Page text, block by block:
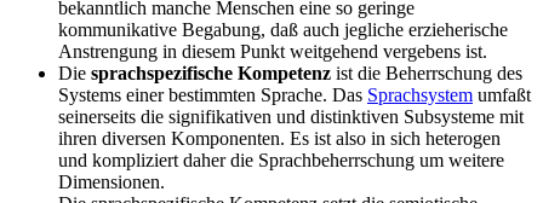
bekanntlich manche Menschen eine so geringe
kommunikative Begabung, daß auch jegliche erzieherische
Anstrengung in diesem Punkt weitgehend vergebens ist.
Die sprachspezifische Kompetenz ist die Beherrschung des
Systems einer bestimmten Sprache. Das Sprachsystem umfaßt
seinerseits die signifikativen und distinktiven Subsysteme mit
ihren diversen Komponenten. Es ist also in sich heterogen
und kompliziert daher die Sprachbeherrschung um weitere
Dimensionen.